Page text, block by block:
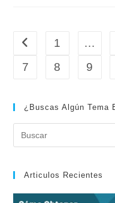
Ir a la página anterior
1 …
7
8 9
¿Buscas Algún Tema
Articulos Recientes